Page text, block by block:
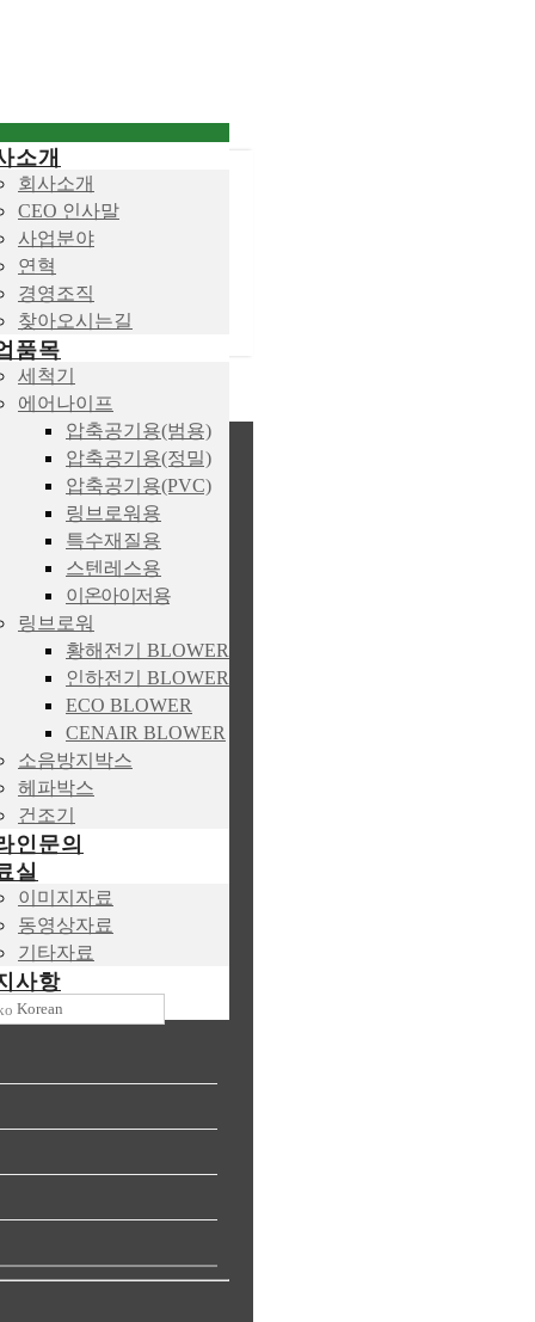
소개
회사소개
CEO 인사말
사업분야
연혁
경영조직
찾아오시는길
품목
세척기
에어나이프
압축공기용(범용)
압축공기용(정밀)
압축공기용(PVC)
링브로워용
특수재질용
스텐레스용
이온아이저용
링브로워
황해전기 BLOWER
인하전기 BLOWER
ECO BLOWER
CENAIR BLOWER
소음방지박스
헤파박스
건조기
인문의
실
이미지자료
동영상자료
기타자료
사항
Korean